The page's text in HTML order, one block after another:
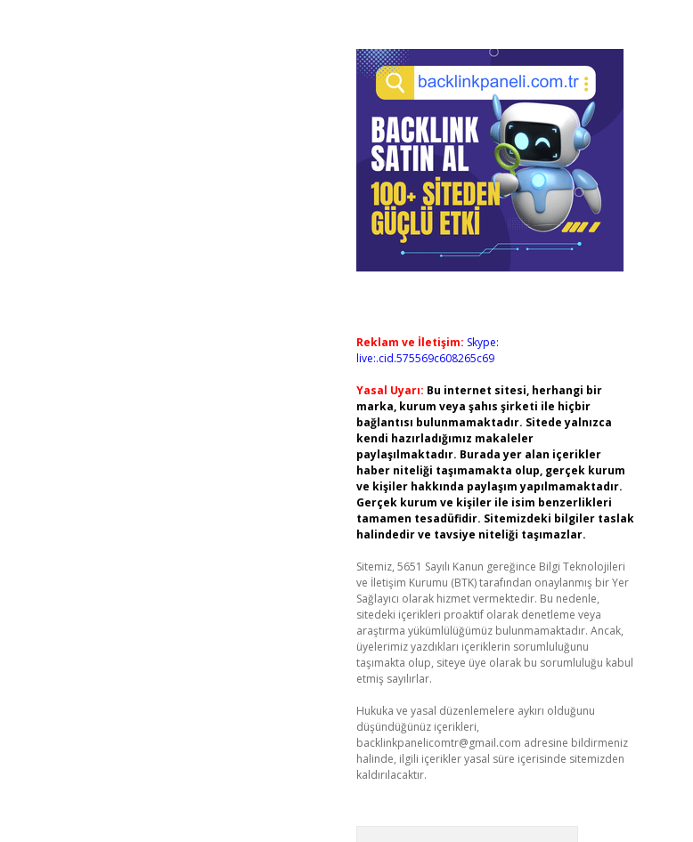
Reklam ve İletişim: Skype:
live:.cid.575569c608265c69
Yasal Uyarı: Bu internet sitesi, herhangi bir
marka, kurum veya şahıs şirketi ile hiçbir
bağlantısı bulunmamaktadır. Sitede yalnızca
kendi hazırladığımız makaleler
paylaşılmaktadır. Burada yer alan içerikler
haber niteliği taşımamakta olup, gerçek kurum
ve kişiler hakkında paylaşım yapılmamaktadır.
Gerçek kurum ve kişiler ile isim benzerlikleri
tamamen tesadüfidir. Sitemizdeki bilgiler taslak
halindedir ve tavsiye niteliği taşımazlar.
Sitemiz, 5651 Sayılı Kanun gereğince Bilgi Teknolojileri
ve İletişim Kurumu (BTK) tarafından onaylanmış bir Yer
Sağlayıcı olarak hizmet vermektedir. Bu nedenle,
sitedeki içerikleri proaktif olarak denetleme veya
araştırma yükümlülüğümüz bulunmamaktadır. Ancak,
üyelerimiz yazdıkları içeriklerin sorumluluğunu
taşımakta olup, siteye üye olarak bu sorumluluğu kabul
etmiş sayılırlar.
Hukuka ve yasal düzenlemelere aykırı olduğunu
düşündüğünüz içerikleri,
backlinkpanelicomtr@gmail.com adresine bildirmeniz
halinde, ilgili içerikler yasal süre içerisinde sitemizden
kaldırılacaktır.